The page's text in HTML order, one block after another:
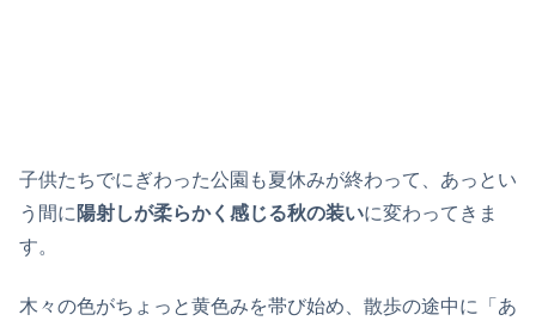
子供たちでにぎわった公園も夏休みが終わって、あっとい
う間に 陽射しが柔らかく感じる秋の装いに変わってきま
す。
木々の色がちょっと黄色みを帯び始め、散歩の途中に「あ